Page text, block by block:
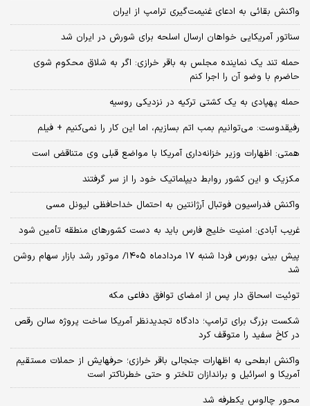
واکنش بقائی به ادعای غنیمت‌گیری ترامپ از ایران
سناتور آمریکایی خواهان ارسال اسلحه برای شورش در ایران شد
حمله تند یک نماینده مجلس به باقر خرازی: اگر به شلاق محکوم شوی
حاضرم با وضو آن را اجرا کنم
حمله پهپادی به یک کشتی ترکیه در نزدیکی روسیه
رفیقدوست: می‌توانیم بمب اتم بسازیم، اما این کار را نمی‌کنیم + فیلم
همتی: اظهارات وزیر خزانه‌داری آمریکا با مواضع قبلی وی متناقض است
مکزیک و این کشور روابط دیپلماتیک خود را از سر گرفتند
واکنش فدراسیون فوتبال آرژانتین به احتمال خداحافظی لیونل مسی
غریب آبادی: امنیت خلیج فارس باید به دست کشورهای منطقه تأمین شود
پیش بینی بورس فردا شنبه ۱۷ مردادماه ۱۴۰۵/ موتور رشد بازار سهام روشن
شد
توئیت اسحاق دار پس از امضای توافق دفاعی مکه
شکست بزرگ برای ترامپ؛ دادگاه تجدیدنظر آمریکا ساخت پروژه سالن رقص
در کاخ سفید را متوقف کرد
واکنش ابطحی به اظهارات جنجالی باقر خرازی؛ حرفهایش از حملات مستقیم
آمریکا و اسرائیل و براندازان تلختر و حتی خطرناکتر است
محور چالوس یکطرفه شد